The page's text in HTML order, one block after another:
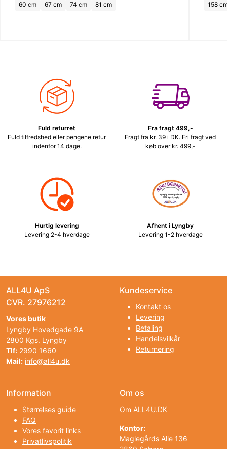
60 cm 67 cm 74 cm 81 cm 158
Fuld returret
Fuld tilfredshed eller pengene retur
indenfor 14 dage.
Fra fragt 499,-
Fragt fra kr. 39 i DK. Fri fragt ved
køb over kr. 499,-
Hurtig levering
Levering 2-4 hverdage
Afhent i Lyngby
Levering 1-2 hverdage
ALL4U ApS
CVR. 27976212
Vores butik
Lyngby Hovedgade 9A
2800 Kgs. Lyngby
Tlf: 2990 1660
Mail: info@all4u.dk
Kundeservice
Kontakt os
Levering
Betaling
Handelsvilkår
Returnering
Information
Størrelses guide
FAQ
Vores favorit links
Privatlivspolitik
Om os
Om ALL4U.DK
Kontor:
Maglegårds Alle 136